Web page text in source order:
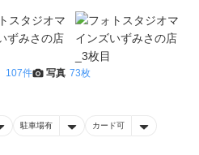
107件 写真 73枚
駐車場有 カード可